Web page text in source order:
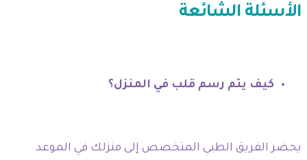
الأسئلة الشائعة
كيف يتم رسم قلب في المنزل؟
يحضر الفريق الطبي المتخصص إلى منزلك في الموعد